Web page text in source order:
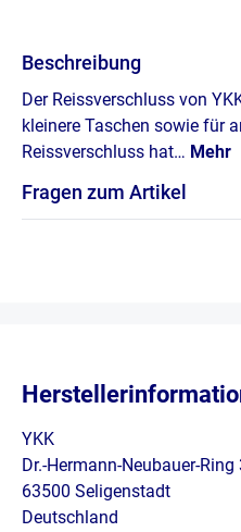
Beschreibung
Der Reissverschluss von
kleinere Taschen sowie für
Reissverschluss hat… Mehr
Fragen zum Artikel
YKK
Dr.-Hermann-Neubauer-Ring
63500 Seligenstadt
Deutschland